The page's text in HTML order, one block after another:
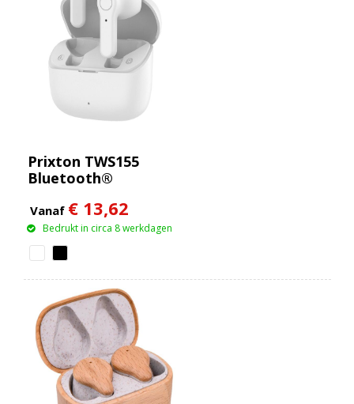
Prixton TWS155
Bluetooth®
Vanaf € 13,62
Bedrukt in circa 8 werkdagen